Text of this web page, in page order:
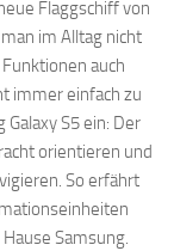
Flaggschiff von
im Alltag nicht
auch
immer einfach zu
S5 ein: Der
orientieren und
So erfährt
Samsung.